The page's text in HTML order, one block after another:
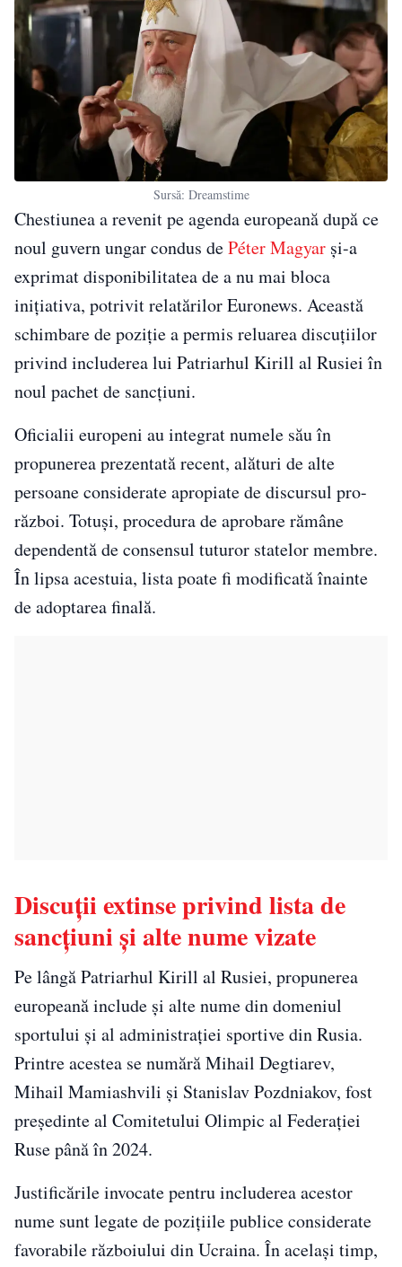
Sursă: Dreamstime
Chestiunea a revenit pe agenda europeană după ce
noul guvern ungar condus dePéter Magyar și-a
exprimat disponibilitatea de a nu mai bloca
inițiativa, potrivit relatărilor Euronews. Această
schimbare de poziție a permis reluarea discuțiilor
privind includerea lui Patriarhul Kirill al Rusiei în
noul pachet de sancțiuni.
Oficialii europeni au integrat numele său în
propunerea prezentată recent, alături de alte
persoane considerate apropiate de discursul pro-
război. Totuși, procedura de aprobare rămâne
dependentă de consensul tuturor statelor membre.
În lipsa acestuia, lista poate fi modificată înainte
de adoptarea finală.
Discuții extinse privind lista de
sancțiuni și alte nume vizate
Pe lângă Patriarhul Kirill al Rusiei, propunerea
europeană include și alte nume din domeniul
sportului și al administrației sportive din Rusia.
Printre acestea se numără Mihail Degtiarev,
Mihail Mamiashvili și Stanislav Pozdniakov, fost
președinte al Comitetului Olimpic al Federației
Ruse până în 2024.
Justificările invocate pentru includerea acestor
nume sunt legate de pozițiile publice considerate
favorabile războiului din Ucraina. În același timp,